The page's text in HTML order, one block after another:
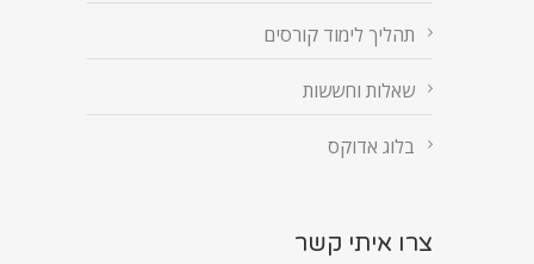
תהליך לימוד קורסים
שאלות וחששות
בלוג אדוקס
צרו איתי קשר